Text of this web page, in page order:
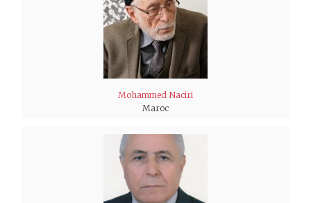
Mohammed Naciri
Maroc